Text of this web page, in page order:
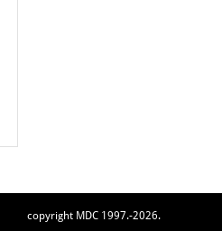
copyright MDC 1997.-2026.